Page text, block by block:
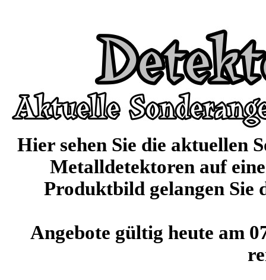
Hier sehen Sie die aktuellen
Metalldetektoren auf
Produktbild gelangen Sie
Angebote gültig heute am